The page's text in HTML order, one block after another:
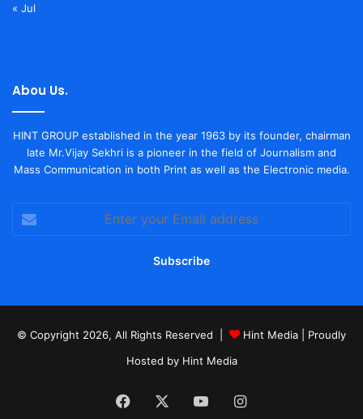
« Jul
Abou Us.
HINT GROUP established in the year 1963 by its founder, chairman
late Mr.Vijay Sekhri is a pioneer in the field of Journalism and
Mass Communication in both Print as well as the Electronic media.
your
© Copyright 2026, All Rights Reserved | Hint Media | Proudly
Hosted by Hint Media
Facebook YouTubeInstagram